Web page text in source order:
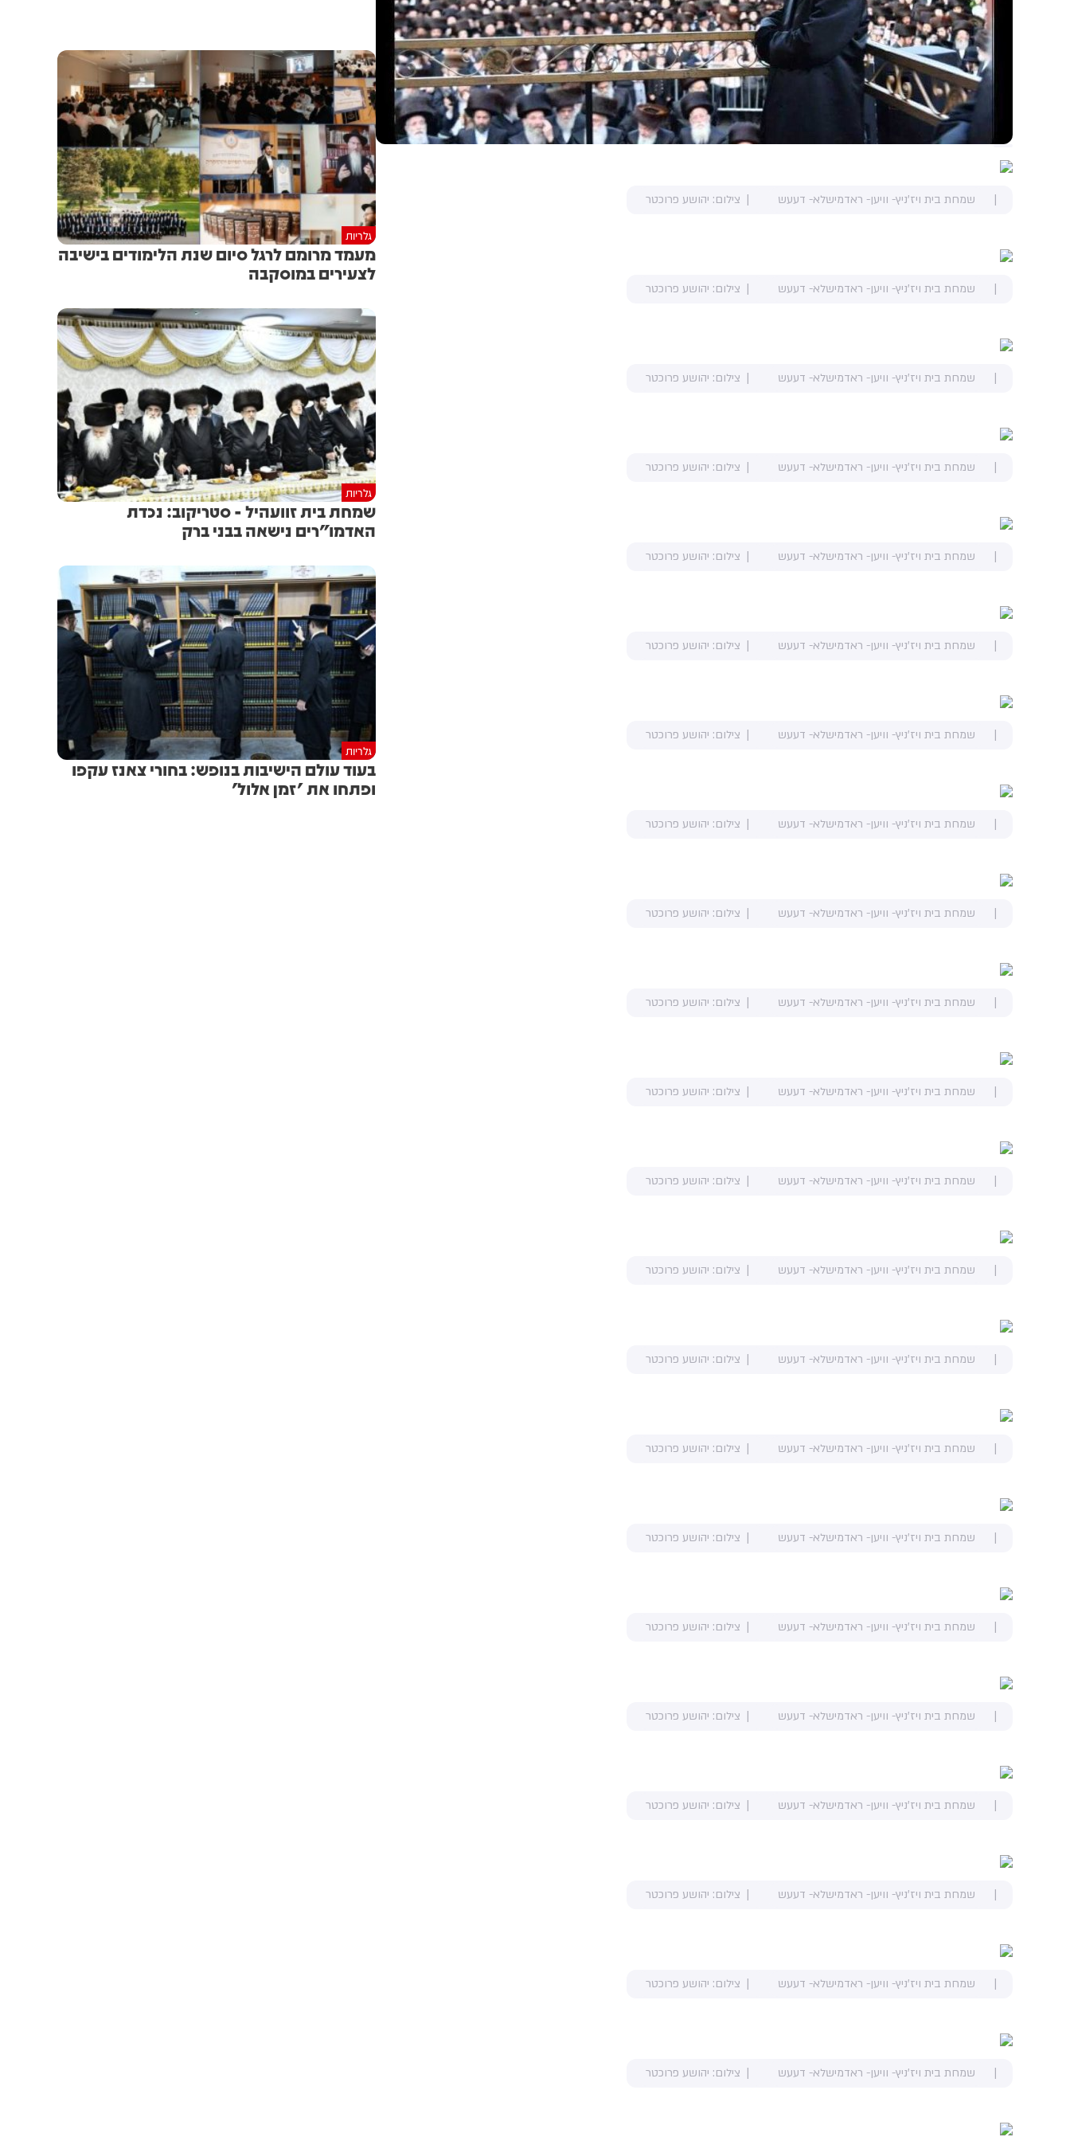
שמחת בית ויז'ניץ- וויען- ראדמישלא- דעעש צילום: יהושע פרוכטר
שמחת בית ויז'ניץ- וויען- ראדמישלא- דעעש צילום: יהושע פרוכטר
שמחת בית ויז'ניץ- וויען- ראדמישלא- דעעש צילום: יהושע פרוכטר
שמחת בית ויז'ניץ- וויען- ראדמישלא- דעעש צילום: יהושע פרוכטר
שמחת בית ויז'ניץ- וויען- ראדמישלא- דעעש צילום: יהושע פרוכטר
שמחת בית ויז'ניץ- וויען- ראדמישלא- דעעש צילום: יהושע פרוכטר
שמחת בית ויז'ניץ- וויען- ראדמישלא- דעעש צילום: יהושע פרוכטר
שמחת בית ויז'ניץ- וויען- ראדמישלא- דעעש צילום: יהושע פרוכטר
שמחת בית ויז'ניץ- וויען- ראדמישלא- דעעש צילום: יהושע פרוכטר
שמחת בית ויז'ניץ- וויען- ראדמישלא- דעעש צילום: יהושע פרוכטר
שמחת בית ויז'ניץ- וויען- ראדמישלא- דעעש צילום: יהושע פרוכטר
שמחת בית ויז'ניץ- וויען- ראדמישלא- דעעש צילום: יהושע פרוכטר
שמחת בית ויז'ניץ- וויען- ראדמישלא- דעעש צילום: יהושע פרוכטר
שמחת בית ויז'ניץ- וויען- ראדמישלא- דעעש צילום: יהושע פרוכטר
שמחת בית ויז'ניץ- וויען- ראדמישלא- דעעש צילום: יהושע פרוכטר
שמחת בית ויז'ניץ- וויען- ראדמישלא- דעעש צילום: יהושע פרוכטר
שמחת בית ויז'ניץ- וויען- ראדמישלא- דעעש צילום: יהושע פרוכטר
שמחת בית ויז'ניץ- וויען- ראדמישלא- דעעש צילום: יהושע פרוכטר
שמחת בית ויז'ניץ- וויען- ראדמישלא- דעעש צילום: יהושע פרוכטר
שמחת בית ויז'ניץ- וויען- ראדמישלא- דעעש צילום: יהושע פרוכטר
שמחת בית ויז'ניץ- וויען- ראדמישלא- דעעש צילום: יהושע פרוכטר
שמחת בית ויז'ניץ- וויען- ראדמישלא- דעעש צילום: יהושע פרוכטר
גלריות
מעמד מרומם לרגל סיום שנת הלימודים בישיבה
לצעירים במוסקבה
גלריות
שמחת בית זוועהיל - סטריקוב: נכדת
האדמו"רים נישאה בבני ברק
גלריות
בעוד עולם הישיבות בנופש: בחורי צאנז עקפו
ופתחו את 'זמן אלול'